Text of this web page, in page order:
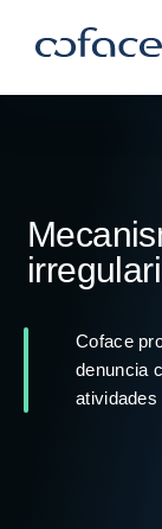
Voltar à página
Coface
denuncia
atividades